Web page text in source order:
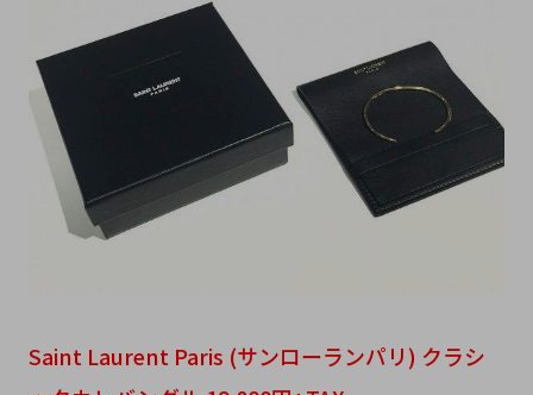
Saint Laurent Paris (サンローランパリ) クラシ